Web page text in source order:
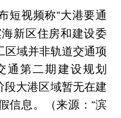
短视频称“大港要通
新区住房和建设委
区域并非轨道交通项
通第二期建设规划
段大港区域暂无在建
信息。（来源：“滨